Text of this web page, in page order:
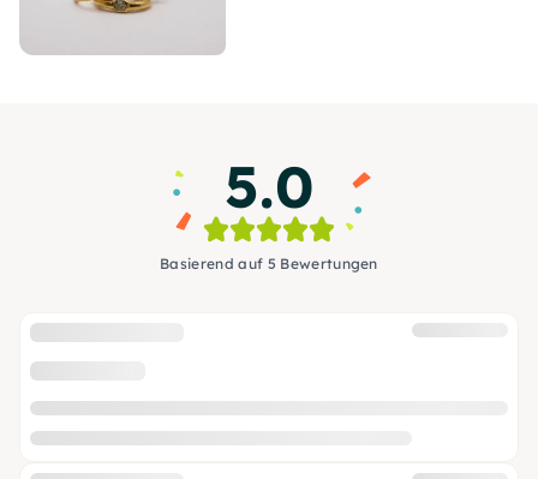
5.0
Basierend auf 5 Bewertungen